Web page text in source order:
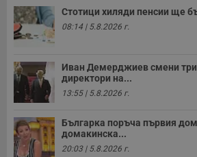
Стотици хиляди пенсии ще
08:14 | 5.8.2026 г.
Иван Демерджиев смени
директори на...
13:55 | 5.8.2026 г.
Българка поръча първия
домакинска...
20:03 | 5.8.2026 г.